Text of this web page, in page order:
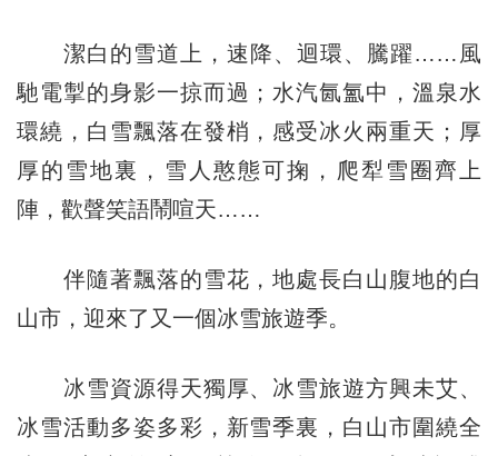
潔白的雪道上，速降、迴環、騰躍……風
馳電掣的身影一掠而過；水汽氤氳中，溫泉水
環繞，白雪飄落在發梢，感受冰火兩重天；厚
厚的雪地裏，雪人憨態可掬，爬犁雪圈齊上
陣，歡聲笑語鬧喧天……
伴隨著飄落的雪花，地處長白山腹地的白
山市，迎來了又一個冰雪旅遊季。
冰雪資源得天獨厚、冰雪旅遊方興未艾、
冰雪活動多姿多彩，新雪季裏，白山市圍繞全